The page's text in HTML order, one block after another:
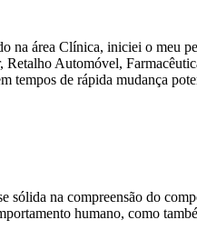
na área Clínica, iniciei o
Automóvel,
tempos de rápida mudança
na compreensão do
humano, como